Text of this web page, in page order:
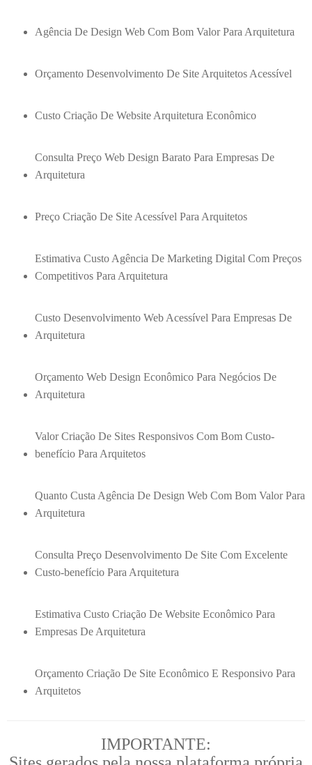
Agência De Design Web Com Bom Valor Para Arquitetura
Orçamento Desenvolvimento De Site Arquitetos Acessível
Custo Criação De Website Arquitetura Econômico
Consulta Preço Web Design Barato Para Empresas De
Arquitetura
Preço Criação De Site Acessível Para Arquitetos
Estimativa Custo Agência De Marketing Digital Com Preços
Competitivos Para Arquitetura
Custo Desenvolvimento Web Acessível Para Empresas De
Arquitetura
Orçamento Web Design Econômico Para Negócios De
Arquitetura
Valor Criação De Sites Responsivos Com Bom Custo-
benefício Para Arquitetos
Quanto Custa Agência De Design Web Com Bom Valor Para
Arquitetura
Consulta Preço Desenvolvimento De Site Com Excelente
Custo-benefício Para Arquitetura
Estimativa Custo Criação De Website Econômico Para
Empresas De Arquitetura
Orçamento Criação De Site Econômico E Responsivo Para
Arquitetos
IMPORTANTE: